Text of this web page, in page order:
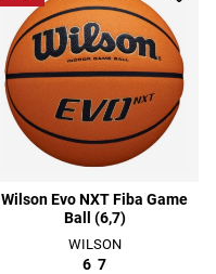
Wilson Evo NXT Fiba Game
Ball (6,7)
WILSON
6 7